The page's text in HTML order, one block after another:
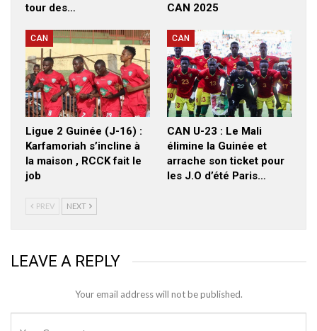
tour des…
CAN 2025
CAN
Ligue 2 Guinée (J-16) :
Karfamoriah s’incline à
la maison , RCCK fait le
job
CAN
CAN U-23 : Le Mali
élimine la Guinée et
arrache son ticket pour
les J.O d’été Paris…
PREV NEXT
LEAVE A REPLY
Your email address will not be published.